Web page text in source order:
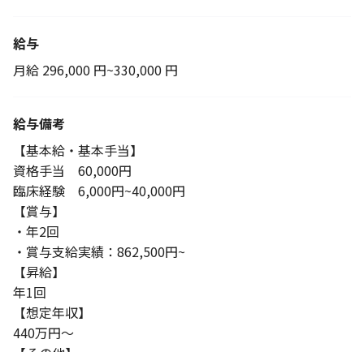
給与
月給 296,000 円~330,000 円
給与備考
【基本給・基本手当】
資格手当 60,000円
臨床経験 6,000円~40,000円
【賞与】
・年2回
・賞与支給実績：862,500円~
【昇給】
年1回
【想定年収】
440万円～